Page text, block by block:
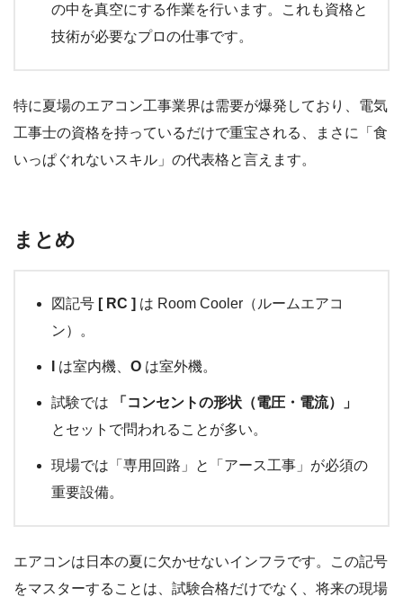
の中を真空にする作業を行います。これも資格と
技術が必要なプロの仕事です。
特に夏場のエアコン工事業界は需要が爆発しており、電気
工事士の資格を持っているだけで重宝される、まさに「食
いっぱぐれないスキル」の代表格と言えます。
まとめ
図記号 [ RC ] は Room Cooler（ルームエアコ
ン）。
は室内機、 O は室外機。
試験では
「コンセントの形状（電圧・電流）」
とセットで問われることが多い。
現場では「専用回路」と「アース工事」が必須の
重要設備。
エアコンは日本の夏に欠かせないインフラです。この記号
をマスターすることは、試験合格だけでなく、将来の現場